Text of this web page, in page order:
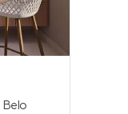
Belo